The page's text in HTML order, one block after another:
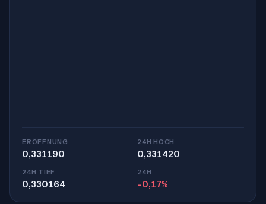
ERÖFFNUNG
0,331190
24H HOCH
0,331420
24H TIEF
0,330164
24H
-0,17%